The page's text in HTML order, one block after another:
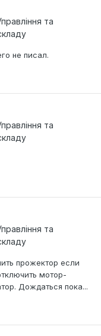
та
не писал.
та
та
прожектор если
мотор-
Дождаться пока...